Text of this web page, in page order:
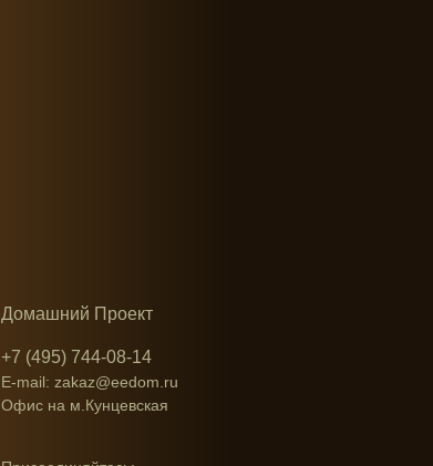
Домашний Проект
+7 (495) 744-08-14
E-mail: zakaz@eedom.ru
Офис на м.Кунцевская